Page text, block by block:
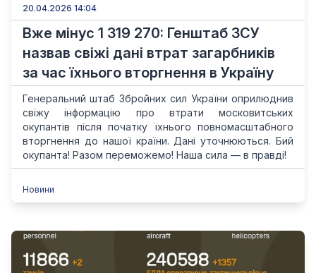
20.04.2026 14:04
Вже мінус 1 319 270: Генштаб ЗСУ
назвав свіжі дані втрат загарбників
за час їхнього вторгнення в Україну
Генеральний штаб Збройних сил України оприлюднив
свіжу інформацію про втрати московитських
окупантів після початку їхнього повномасштабного
вторгнення до нашої країни. Дані уточнюються. Бий
окупанта! Разом переможемо! Наша сила — в правді!
Новини